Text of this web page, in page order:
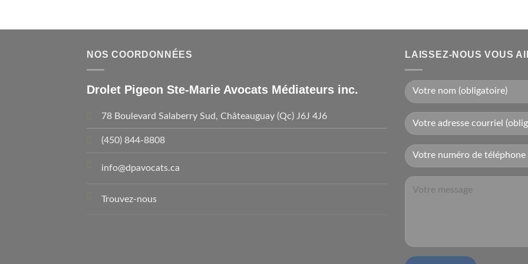
NOS COORDONNÉES
Drolet Pigeon Ste-Marie Avocats Médiateurs inc.
78 Boulevard Salaberry Sud, Châteauguay (Qc) J6J 4J6
(450) 844-8808
info@dpavocats.ca
Trouvez-nous
LAISSEZ-NOUS VOUS